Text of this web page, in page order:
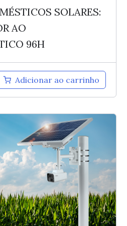
SOLARES:
AO
96H
Adicionar ao carrinho